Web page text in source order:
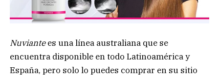
Nuviantees una línea australiana que se
encuentra disponible en todo Latinoamérica y
España, pero solo lo puedes comprar en su sitio